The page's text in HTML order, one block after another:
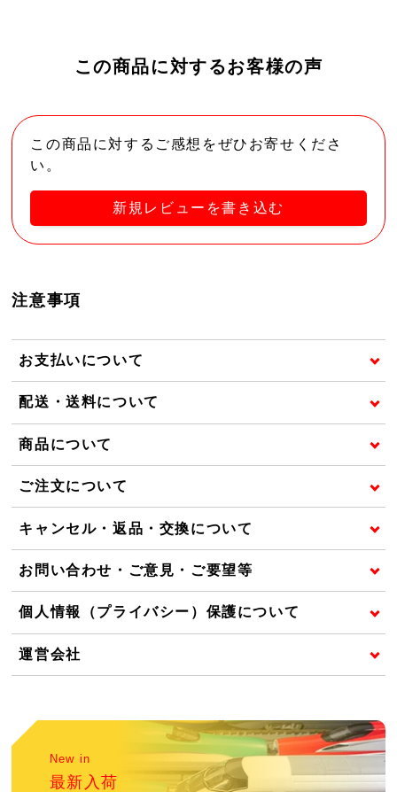
この商品に対するお客様の声
この商品に対するご感想をぜひお寄せくださ
い。
新規レビューを書き込む
注意事項
お支払いについて
配送・送料について
商品について
ご注文について
キャンセル・返品・交換について
お問い合わせ・ご意見・ご要望等
個人情報（プライバシー）保護について
運営会社
New in
最新入荷